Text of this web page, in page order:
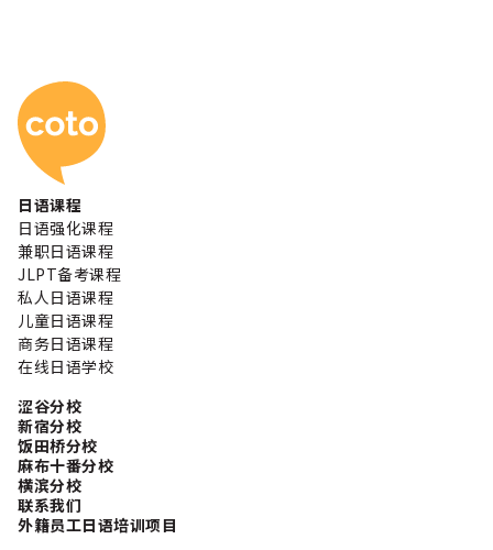
Coto 日本语学校
日语课程
日语强化课程
兼职日语课程
JLPT备考课程
私人日语课程
儿童日语课程
商务日语课程
在线日语学校
涩谷分校
新宿分校
饭田桥分校
麻布十番分校
横滨分校
联系我们
外籍员工日语培训项目